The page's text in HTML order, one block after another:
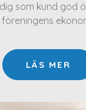
som kund god
föreningens
LÄS MER